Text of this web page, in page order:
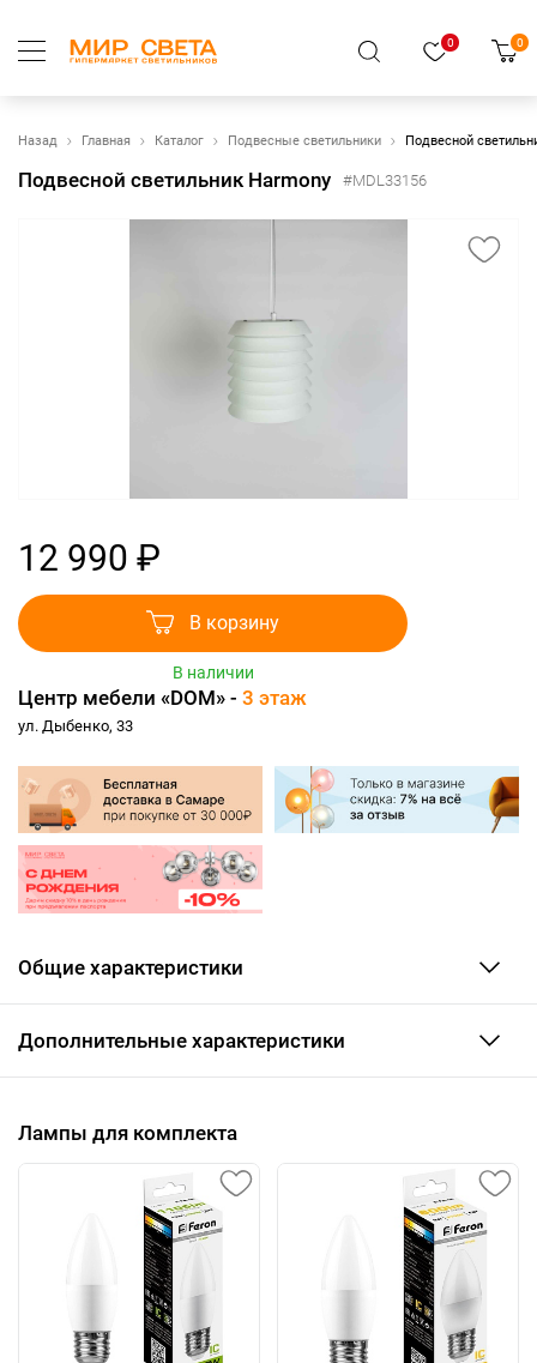
0 0
Назад Главная Каталог Подвесные светильники Подвесной
Подвесной светильник Harmony #MDL33156
12 990 ₽
В корзину
В наличии
Центр мебели «DOM» - 3 этаж
ул. Дыбенко, 33
Общие характеристики
Дополнительные характеристики
Лампы для комплекта